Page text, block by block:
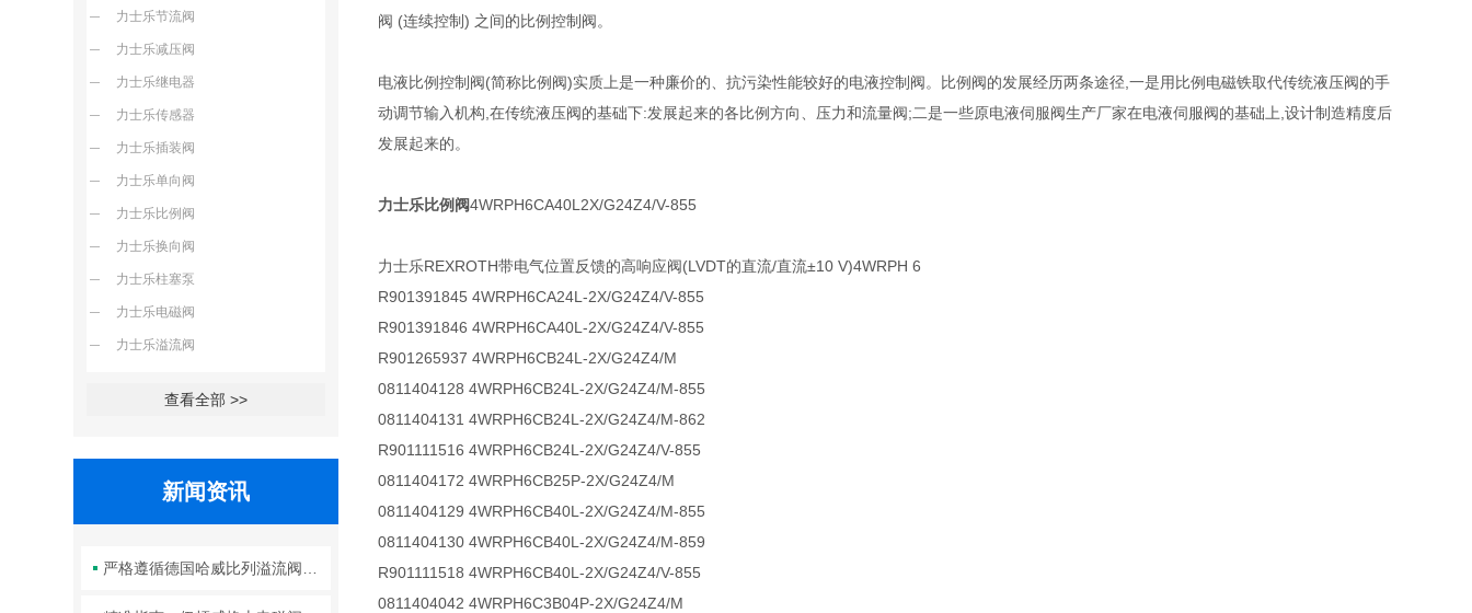
力士乐节流阀
力士乐减压阀
力士乐继电器
力士乐传感器
力士乐插装阀
力士乐单向阀
力士乐比例阀
力士乐换向阀
力士乐柱塞泵
力士乐电磁阀
力士乐溢流阀
查看全部 >>
新闻资讯
阀 (连续控制) 之间的比例控制阀。
电液比例控制阀(简称比例阀)实质上是一种廉价的、抗污染性能较好的电液控制阀。比例阀的发展经历两条途径,一是用比例电磁铁取代传统液压阀的手
动调节输入机构,在传统液压阀的基础下:发展起来的各比例方向、压力和流量阀;二是一些原电液伺服阀生产厂家在电液伺服阀的基础上,设计制造精度后
发展起来的。
力士乐比例阀4WRPH6CA40L2X/G24Z4/V-855
力士乐REXROTH带电气位置反馈的高响应阀(LVDT的直流/直流±10 V)4WRPH 6
R901391845 4WRPH6CA24L-2X/G24Z4/V-855
R901391846 4WRPH6CA40L-2X/G24Z4/V-855
R901265937 4WRPH6CB24L-2X/G24Z4/M
0811404128 4WRPH6CB24L-2X/G24Z4/M-855
0811404131 4WRPH6CB24L-2X/G24Z4/M-862
R901111516 4WRPH6CB24L-2X/G24Z4/V-855
0811404172 4WRPH6CB25P-2X/G24Z4/M
0811404129 4WRPH6CB40L-2X/G24Z4/M-855
0811404130 4WRPH6CB40L-2X/G24Z4/M-859
R901111518 4WRPH6CB40L-2X/G24Z4/V-855
0811404042 4WRPH6C3B04P-2X/G24Z4/M